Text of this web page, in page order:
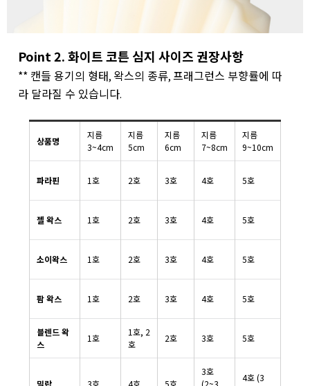
Point 2. 화이트 코튼 심지 사이즈 권장사항
** 캔들 용기의 형태, 왁스의 종류, 프래그런스 부향률에 따
라 달라질 수 있습니다.
상품명
지름
3~4cm
지름
5cm
지름
6cm
지름
7~8cm
지름
9~10cm
파라핀 1호 2호 3호 4호 5호
젤 왁스 1호 2호 3호 4호 5호
소이왁스 1호 2호 3호 4호 5호
팜 왁스 1호 2호 3호 4호 5호
블렌드 왁
스
1호
1호, 2
호
2호 3호 5호
밀랍 3호 4호 5호
3호
(2~3
4호 (3